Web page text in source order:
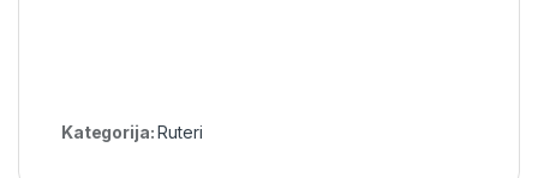
Kategorija:Ruteri